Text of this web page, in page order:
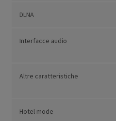
DLNA
Interfacce audio
Altre caratteristiche
Hotel mode